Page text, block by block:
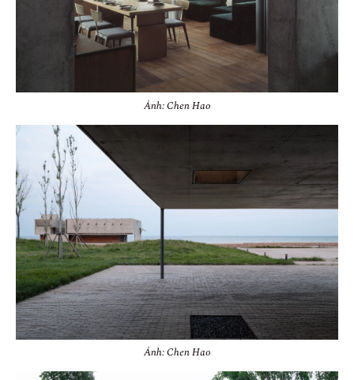
Ảnh: Chen Hao
Ảnh: Chen Hao